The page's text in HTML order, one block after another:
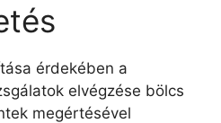
érdekében a
elvégzése bölcs
megértésével